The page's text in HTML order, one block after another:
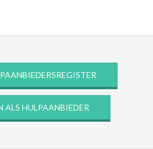
ALS HULPAANBIEDER